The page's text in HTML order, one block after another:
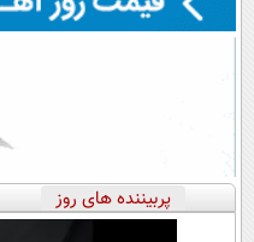
پربیننده های روز